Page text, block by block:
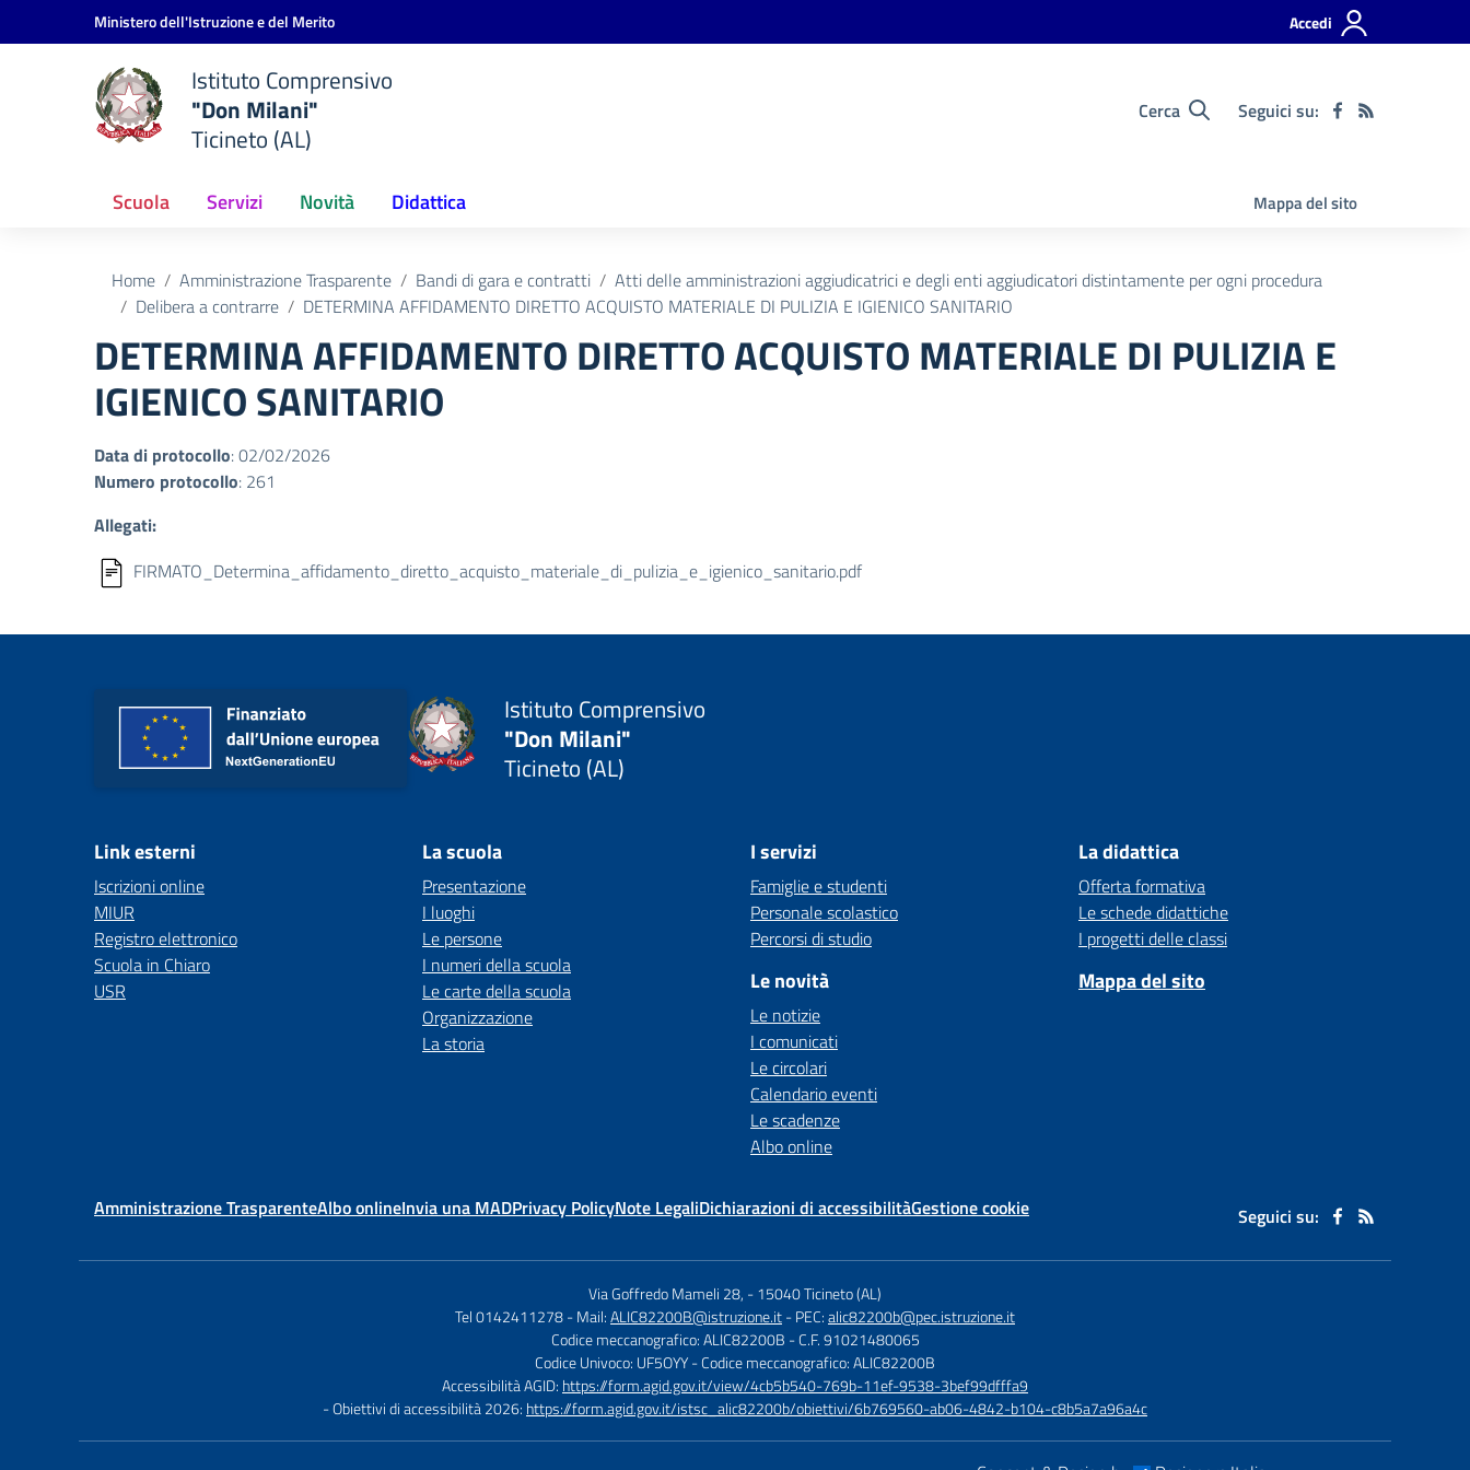
Vai ai contenuti
Vai al menu di navigazioneMinistero dell'Istruzione e del Merito Accedi
Istituto Comprensivo
"Don Milani"
Ticineto (AL)
Cerca Seguici su:
Scuola Servizi Novità Didattica Mappa del sito
Home Amministrazione Trasparente Bandi di gara e contratti
Atti delle amministrazioni aggiudicatrici e degli enti aggiudicatori distintamente per ogni procedura
Delibera a contrarre
DETERMINA AFFIDAMENTO DIRETTO ACQUISTO MATERIALE DI PULIZIA E IGIENICO SANITARIO
DETERMINA AFFIDAMENTO DIRETTO ACQUISTO MATERIALE DI PULIZIA E
IGIENICO SANITARIO
Data di protocollo: 02/02/2026
Numero protocollo: 261
Allegati:
FIRMATO_Determina_affidamento_diretto_acquisto_materiale_di_pulizia_e_igienico_sanitario.pdf
Istituto Comprensivo
"Don Milani"
Ticineto (AL)
Link esterni
Iscrizioni online
MIUR
Registro elettronico
Scuola in Chiaro
USR
La scuola
Presentazione
I luoghi
Le persone
I numeri della scuola
Le carte della scuola
Organizzazione
La storia
I servizi
Famiglie e studenti
Personale scolastico
Percorsi di studio
Le novità
Le notizie
I comunicati
Le circolari
Calendario eventi
Le scadenze
Albo online
La didattica
Offerta formativa
Le schede didattiche
I progetti delle classi
Mappa del sito
Amministrazione TrasparenteAlbo onlineInvia una MADPrivacy PolicyNote LegaliDichiarazioni di accessibilitàGestione cookie Seguici su:
Via Goffredo Mameli 28, -15040 Ticineto (AL)
Tel 0142411278- Mail:ALIC82200B@istruzione.it- PEC:alic82200b@pec.istruzione.it
Codice meccanografico: ALIC82200B - C.F. 91021480065
Codice Univoco: UF5OYY- Codice meccanografico: ALIC82200B
Accessibilità AGID: https://form.agid.gov.it/view/4cb5b540-769b-11ef-9538-3bef99dfffa9
- Obiettivi di accessibilità 2026: https://form.agid.gov.it/istsc_alic82200b/obiettivi/6b769560-ab06-4842-b104-c8b5a7a96a4c